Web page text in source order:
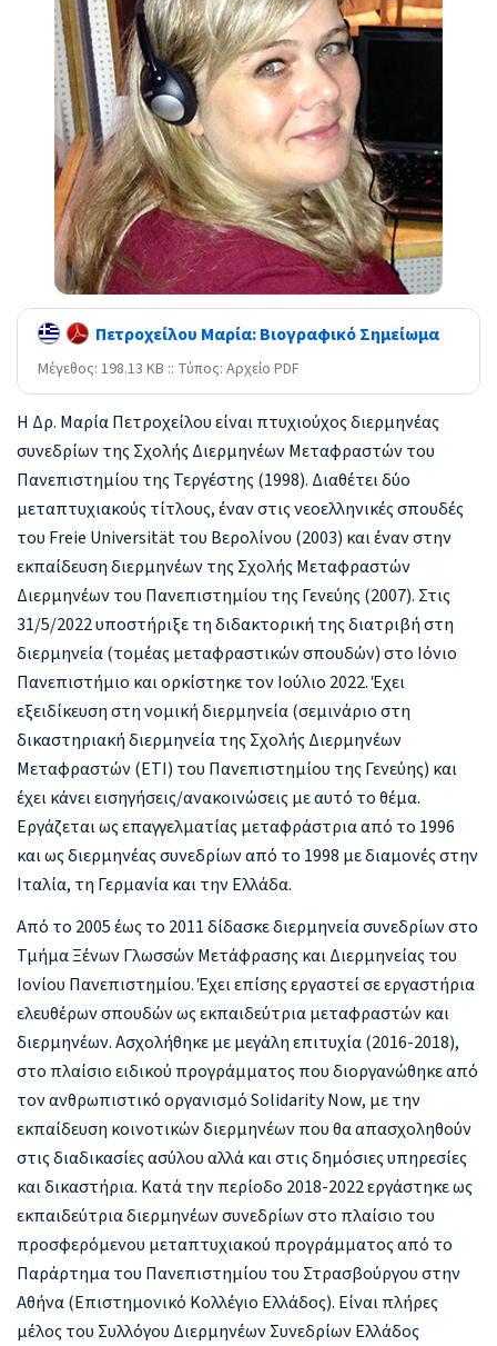
Πετροχείλου Μαρία: Βιογραφικό Σημείωμα
Mέγεθος: 198.13 KB :: Τύπος: Αρχείο PDF
Η Δρ. Μαρία Πετροχείλου είναι πτυχιούχος διερμηνέας
συνεδρίων της Σχολής Διερμηνέων Μεταφραστών του
Πανεπιστημίου της Τεργέστης (1998). Διαθέτει δύο
μεταπτυχιακούς τίτλους, έναν στις νεοελληνικές σπουδές
του Freie Universität του Βερολίνου (2003) και έναν στην
εκπαίδευση διερμηνέων της Σχολής Μεταφραστών
Διερμηνέων του Πανεπιστημίου της Γενεύης (2007). Στις
31/5/2022 υποστήριξε τη διδακτορική της διατριβή στη
διερμηνεία (τομέας μεταφραστικών σπουδών) στο Ιόνιο
Πανεπιστήμιο και ορκίστηκε τον Ιούλιο 2022. Έχει
εξειδίκευση στη νομική διερμηνεία (σεμινάριο στη
δικαστηριακή διερμηνεία της Σχολής Διερμηνέων
Μεταφραστών (ETI) του Πανεπιστημίου της Γενεύης) και
έχει κάνει εισηγήσεις/ανακοινώσεις με αυτό το θέμα.
Εργάζεται ως επαγγελματίας μεταφράστρια από το 1996
και ως διερμηνέας συνεδρίων από το 1998 με διαμονές στην
Ιταλία, τη Γερμανία και την Ελλάδα.
Aπό το 2005 έως το 2011 δίδασκε διερμηνεία συνεδρίων στο
Τμήμα Ξένων Γλωσσών Μετάφρασης και Διερμηνείας του
Ιονίου Πανεπιστημίου. Έχει επίσης εργαστεί σε εργαστήρια
ελευθέρων σπουδών ως εκπαιδεύτρια μεταφραστών και
διερμηνέων. Ασχολήθηκε με μεγάλη επιτυχία (2016-2018),
στο πλαίσιο ειδικού προγράμματος που διοργανώθηκε από
τον ανθρωπιστικό οργανισμό Solidarity Now, με την
εκπαίδευση κοινοτικών διερμηνέων που θα απασχοληθούν
στις διαδικασίες ασύλου αλλά και στις δημόσιες υπηρεσίες
και δικαστήρια. Κατά την περίοδο 2018-2022 εργάστηκε ως
εκπαιδεύτρια διερμηνέων συνεδρίων στο πλαίσιο του
προσφερόμενου μεταπτυχιακού προγράμματος από το
Παράρτημα του Πανεπιστημίου του Στρασβούργου στην
Αθήνα (Επιστημονικό Κολλέγιο Ελλάδος). Είναι πλήρες
μέλος του Συλλόγου Διερμηνέων Συνεδρίων Ελλάδος